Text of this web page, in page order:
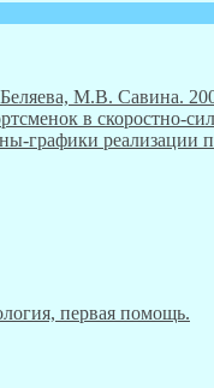
М.В. Савина.
в скоростно-
графики реализации
первая помощь.